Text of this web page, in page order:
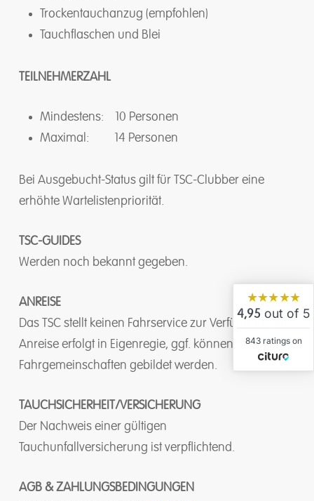
Trockentauchanzug (empfohlen)
Tauchflaschen und Blei
TEILNEHMERZAHL
Mindestens: 10 Personen
Maximal: 14 Personen
Bei Ausgebucht-Status gilt für TSC-Clubber eine
erhöhte Wartelistenpriorität.
TSC-GUIDES
Werden noch bekannt gegeben.
ANREISE
Das TSC stellt keinen Fahrservice zur Verfügung. Die
Anreise erfolgt in Eigenregie, ggf. können private
Fahrgemeinschaften gebildet werden.
TAUCHSICHERHEIT/VERSICHERUNG
Der Nachweis einer gültigen
Tauchunfallversicherung ist verpflichtend.
AGB & ZAHLUNGSBEDINGUNGEN
★★★★★
4,95 out of 5
843 ratings on